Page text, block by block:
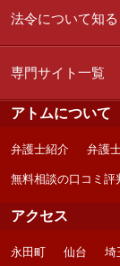
法令について知る
専門サイト一覧
アトムについて
弁護士紹介 弁護
無料相談の口コミ評
アクセス
永田町 仙台 埼